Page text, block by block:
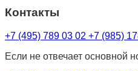
Контакты
+7 (495) 789 03 02 +7 (985)
Если не отвечает основной